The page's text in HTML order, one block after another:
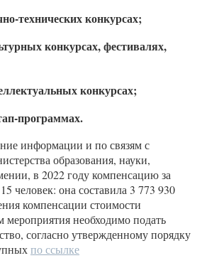
технических конкурсах;
конкурсах, фестивалях,
конкурсах;
программах.
информации и по связям с
образования, науки,
в 2022 году компенсацию за
человек: она составила 3 773 930
компенсации стоимости
мероприятия необходимо подать
согласно утвержденному порядку
по ссылке